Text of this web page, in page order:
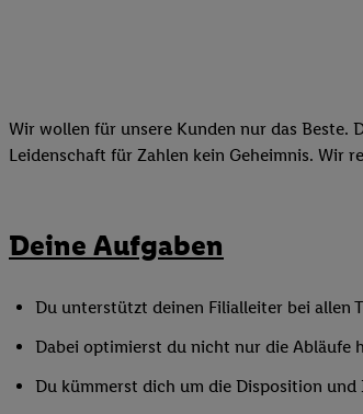
Wir wollen für unsere Kunden nur das Beste.
Leidenschaft für Zahlen kein Geheimnis. Wir
Deine Aufgaben
Du unterstützt deinen Filialleiter bei allen
Dabei optimierst du nicht nur die Abläufe
Du kümmerst dich um die Disposition